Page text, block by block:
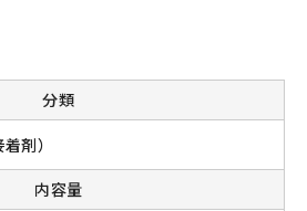
分類
剤）
内容量